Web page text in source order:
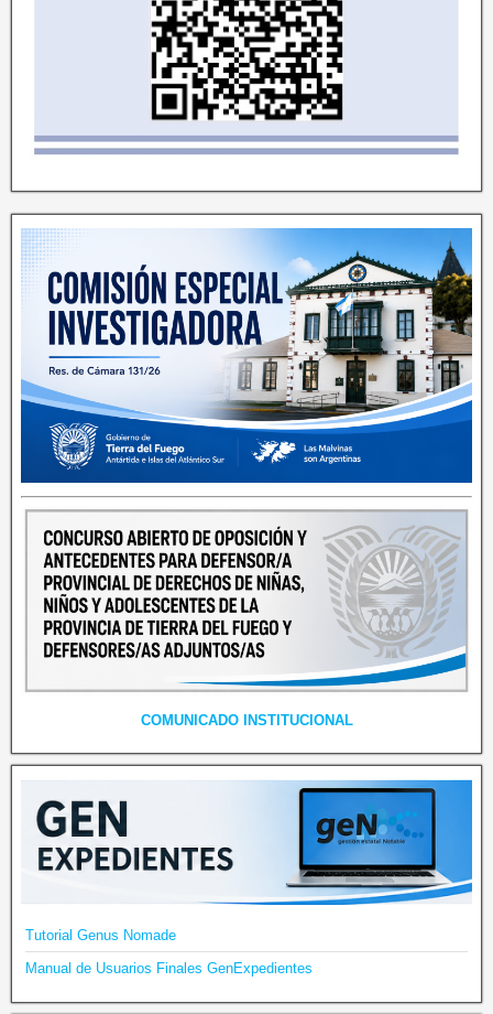
COMUNICADO INSTITUCIONAL
Tutorial Genus Nomade
Manual de Usuarios Finales GenExpedientes